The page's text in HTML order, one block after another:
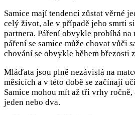
Samice mají tendenci zůstat věrné
celý život, ale v případě jeho smrti
partnera. Páření obvykle probíhá na
páření se samice může chovat vůči
chování se obvykle během březosti
Mláďata jsou plně nezávislá na
měsících a v této době se začínají
Samice mohou mít až tři vrhy
jeden nebo dva.